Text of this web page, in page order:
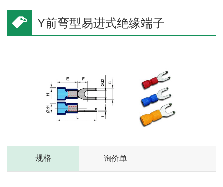
Y前弯型易进式绝缘端子
规格 询价单